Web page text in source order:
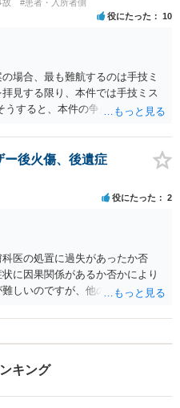
故 #患者・入所者側
役にたった 10
場合、最も難航するのは手技ミ
見する限り、本件では手技ミス
すると、本件の争点は、損害額
険会社内部の賠償基準を用いて
このような算定方法が裁判基準
万円〜１５８万円となります
額修正されることもあり得ま
４級の後遺障害慰謝料は１１０
ただけでも、保険会社の提示額
らかです。 また、後遺障害の
労働能力の低下による損害賠償
こともできます。 ご質問者様の
相応の金額となる可能性があり
保険会社の対応が変わることは
依頼をしたとしても費用倒れに
ー後火傷、後遺症
役にたった 2
医の処置に過失があったか否
に因果関係があるか否かにより
しいのですが、他の専門医の協
ので、一度弁護士にご相談した
キング